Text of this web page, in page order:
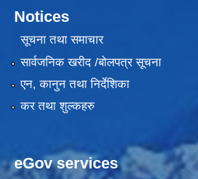
Notices
सूचना तथा समाचार
सार्वजनिक खरीद /बोलपत्र सूचना
एन, कानुन तथा निर्देशिका
कर तथा शुल्कहरु
eGov services